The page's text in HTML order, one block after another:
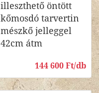
illeszthető öntött
kőmosdó tarvertin
mészkő jelleggel
42cm átm
144 600 Ft/db